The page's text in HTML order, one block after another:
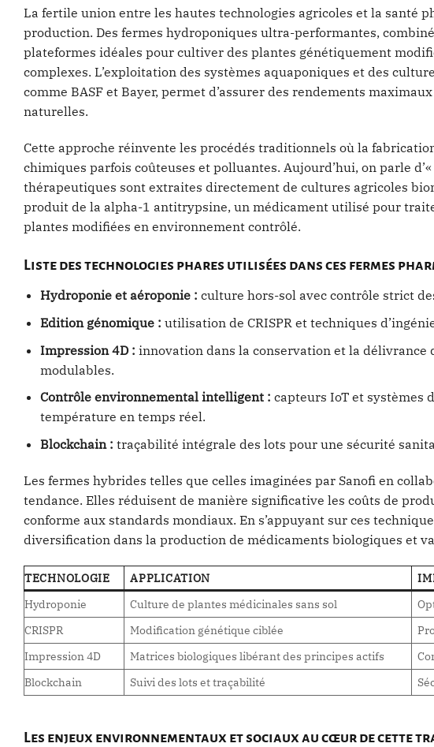
La fertile union entre les hautes technologies agricoles et la santé
production. Des fermes hydroponiques ultra-performantes,
plateformes idéales pour cultiver des plantes génétiquement
complexes. L’exploitation des systèmes aquaponiques et des
comme BASF et Bayer, permet d’assurer des rendements
naturelles.
Cette approche réinvente les procédés traditionnels où la
chimiques parfois coûteuses et polluantes. Aujourd’hui, on parle
thérapeutiques sont extraites directement de cultures agricoles
produit de la alpha-1 antitrypsine, un médicament utilisé pour
plantes modifiées en environnement contrôlé.
Liste des technologies phares utilisées dans ces fermes
Hydroponie et aéroponie : culture hors-sol avec contrôle strict
Edition génomique : utilisation de CRISPR et techniques
Impression 4D : innovation dans la conservation et la
modulables.
Contrôle environnemental intelligent : capteurs IoT et systèmes
température en temps réel.
Blockchain : traçabilité intégrale des lots pour une sécurité
Les fermes hybrides telles que celles imaginées par Sanofi en
tendance. Elles réduisent de manière significative les coûts de
conforme aux standards mondiaux. En s’appuyant sur ces
diversification dans la production de médicaments biologiques et
TECHNOLOGIE APPLICATION
Hydroponie
Culture de plantes médicinales sans sol
CRISPR
Modification génétique ciblée
Impression 4D
Matrices biologiques libérant des principes actifs
Blockchain
Suivi des lots et traçabilité
Les enjeux environnementaux et sociaux au cœur de cette